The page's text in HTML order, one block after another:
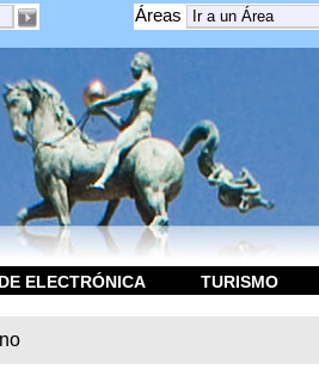
Áreas
ELECTRÓNICA TURISMO